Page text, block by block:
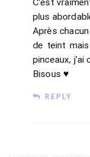
C’est
plus
Après
de teint
pinceaux,
Bisous ♥
REPLY